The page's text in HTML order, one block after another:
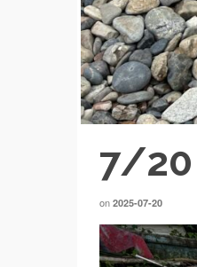
7/20
on 2025-07-20